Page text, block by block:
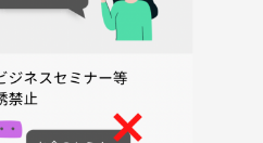
めの調味料があれば、ぜひお持ちく